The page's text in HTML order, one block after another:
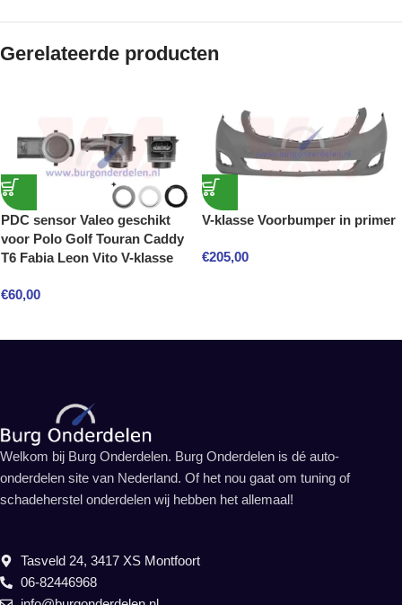
Gerelateerde producten
PDC sensor Valeo geschikt
voor Polo Golf Touran Caddy
T6 Fabia Leon Vito V-klasse
€60,00
V-klasse Voorbumper in primer
€205,00
Welkom bij Burg Onderdelen. Burg Onderdelen is dé auto-
onderdelen site van Nederland. Of het nou gaat om tuning of
schadeherstel onderdelen wij hebben het allemaal!
Tasveld 24, 3417 XS Montfoort
06-82446968